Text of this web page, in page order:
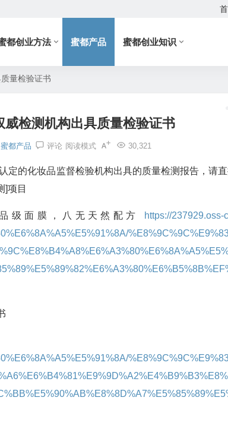
都创业方法 蜜都产品 蜜都创业知识
量检验证书
检测机构出具质量检验证书
蜜都产品 评论 30,321
阅读模式
定的化妆品监督检验机构出具的质量检测报告，请
]项目
级面膜，八无天然配方
https://237929.oss-